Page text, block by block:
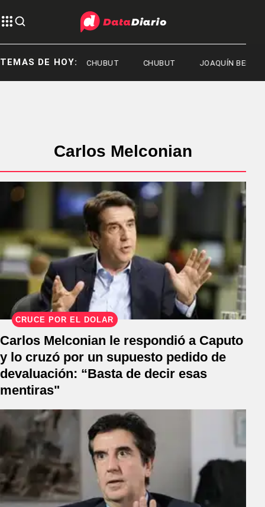
TEMAS DE HOY:
GOBIERNO DEL CHUBUT CHUBUT JOAQUÍN BENEGAS
Carlos Melconian
CRUCE POR EL DÓLAR
Carlos Melconian le respondió a Caputo
y lo cruzó por un supuesto pedido de
devaluación: “Basta de decir esas
mentiras"